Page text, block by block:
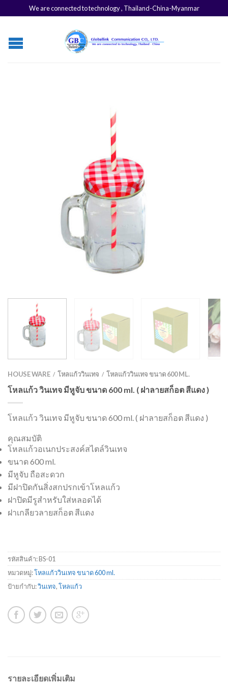
We are connected to technology , Thailand-China-Myanmar
HOUSE WARE / โหลแก้ววินเทจ / โหลแก้ววินเทจ ขนาด 600 ML.
โหลแก้ว วินเทจ มีหูจับ ขนาด 600 ml. ( ฝาลายสก็อต สีแดง )
โหลแก้ว วินเทจ มีหูจับ ขนาด 600 ml. ( ฝาลายสก็อต สีแดง )
คุณสมบัติ
โหลแก้วอเนกประสงค์สไตล์วินเทจ
ขนาด 600 ml.
มีหูจับ ถือสะดวก
มีฝาปิดกันสิ่งสกปรกเข้าโหลแก้ว
ฝาปิดมีรูสำหรับใส่หลอดได้
ฝาเกลียวลายสก็อต สีแดง
รหัสสินค้า:BS-01
หมวดหมู่:โหลแก้ววินเทจ ขนาด 600 ml.
ป้ายกำกับ:วินเทจ,โหลแก้ว
รายละเอียดเพิ่มเติม